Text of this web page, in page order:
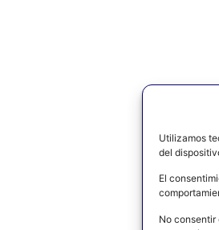
Utilizamos
del
El
No